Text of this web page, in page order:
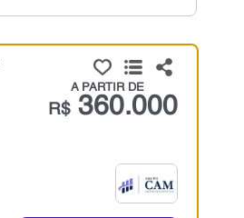
A PARTIR DE
R$360.000